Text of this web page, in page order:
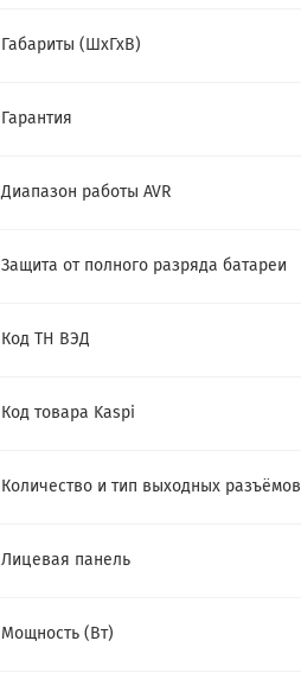
Габариты (ШхГхВ)
Гарантия
Диапазон работы AVR
Защита от полного разряда батареи
Код ТН ВЭД
Код товара Kaspi
Количество и тип выходных разъёмов
Лицевая панель
Мощность (Bт)